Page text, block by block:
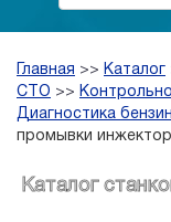
Главная >> Каталог
СТО >>
Диагностика
промывки
Каталог